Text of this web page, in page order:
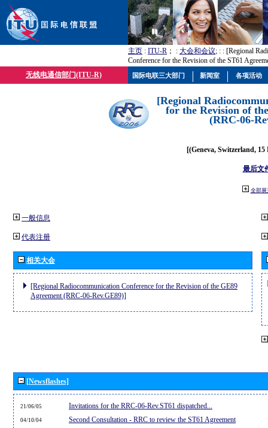
主页 : ITU-R ； : 大会和会议; : : [Regional
Conference for the Revision of the ST61
无线电通信部门(ITU-R)
[Regional
for the Revision of
(RRC-06-
[(Geneva, Switzerland, 15
最后文
全部展
一般信息
代表注册
相关大会
[Regional Radiocommunication Conference for the Revision of the GE89
Agreement (RRC-06-Rev.GE89)]
[Newsflashes]
21/06/05 Invitations for the RRC-06-Rev.ST61 dispatched...
04/10/04 Second Consultation - RRC to review the ST61 Agreement
国际电联三大部门 新闻室 各项活动